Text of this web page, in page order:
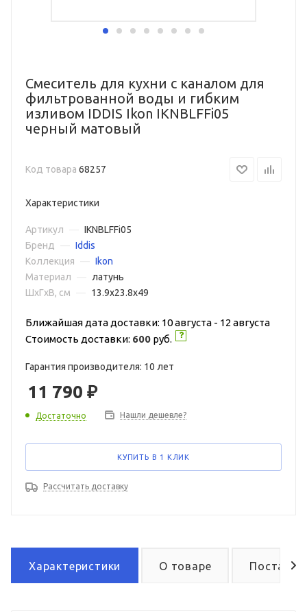
Смеситель для кухни с каналом для
фильтрованной воды и гибким
изливом IDDIS Ikon IKNBLFFi05
черный матовый
Код товара 68257
Характеристики
Артикул
IKNBLFFi05
Бренд
Iddis
Коллекция
Ikon
Материал
латунь
ШxГxВ, см
13.9x23.8x49
Ближайшая дата доставки: 10 августа - 12 августа
Стоимость доставки: 600 руб.
Гарантия производителя: 10 лет
11 790 ₽
Достаточно Нашли дешевле?
КУПИТЬ В 1 КЛИК
Рассчитать доставку
Характеристики О товаре Поставка